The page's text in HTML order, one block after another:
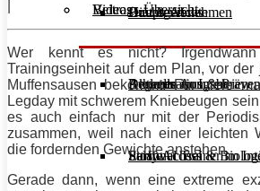
Diät & Abnehmen
Regeneration &
Stoffwechsel &
Buchreviews
Hauptgerichte
Desserts
Salate
Athleten im Interview
Personal Trainer im
Videos
Aktuelle Ausgabe
Early Access
Beitrags-Übersicht
Wer kennt es nicht?
Trainingseinheit auf dem Plan, vor der
Muffensausen bekommt. Für viele
Legday mit schwerem Kniebeugen
es auch einfach nur mit der
zusammen, weil nach einer leichten
die fordernden Gewichte anstehen.
Gerade dann, wenn eine extreme